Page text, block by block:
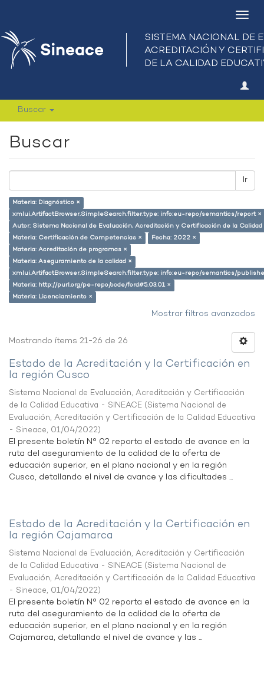
Buscar
Buscar
Ir
Materia: Diagnóstico ×
xmlui.ArtifactBrowser.SimpleSearch.filter.type: info:eu-repo/semantics/report ×
Autor: Sistema Nacional de Evaluación, Acreditación y Certificación de la
Materia: Certificación de Competencias ×
Fecha: 2022 ×
Materia: Acreditación de programas ×
Materia: Aseguramiento de la calidad ×
xmlui.ArtifactBrowser.SimpleSearch.filter.type: info:eu-repo/semantics/
Materia: http://purl.org/pe-repo/ocde/ford#5.03.01 ×
Materia: Licenciamiento ×
Mostrar filtros avanzados
Mostrando ítems 21-26 de 26
Estado de la Acreditación y la Certificación en
la región Cusco
Sistema Nacional de Evaluación, Acreditación y Certificación
de la Calidad Educativa - SINEACE (Sistema Nacional de
Evaluación, Acreditación y Certificación de la Calidad Educativa
- Sineace, 01/04/2022)
El presente boletín N° 02 reporta el estado de avance en la
ruta del aseguramiento de la calidad de la oferta de
educación superior, en el plano nacional y en la región
Cusco, detallando el nivel de avance y las dificultades ...
Estado de la Acreditación y la Certificación en
la región Cajamarca
Sistema Nacional de Evaluación, Acreditación y Certificación
de la Calidad Educativa - SINEACE (Sistema Nacional de
Evaluación, Acreditación y Certificación de la Calidad Educativa
- Sineace, 01/04/2022)
El presente boletín N° 02 reporta el estado de avance en la
ruta del aseguramiento de la calidad de la oferta de
educación superior, en el plano nacional y en la región
Cajamarca, detallando el nivel de avance y las ...